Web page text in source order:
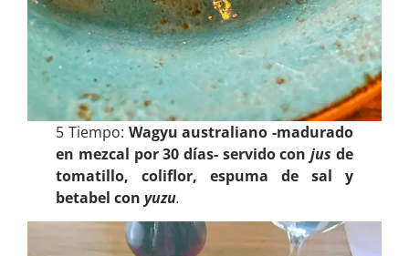
5 Tiempo: Wagyu australiano -madurado
en mezcal por 30 días- servido conjus de
tomatillo, coliflor, espuma de sal y
betabel conyuzu.